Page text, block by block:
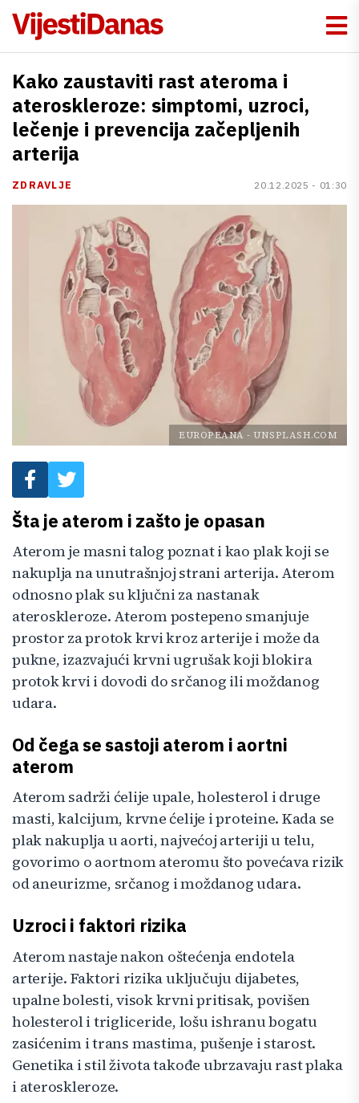
Kako zaustaviti rast ateroma i
ateroskleroze: simptomi, uzroci,
lečenje i prevencija začepljenih
arterija
ZDRAVLJE 20.12.2025 - 01:30
EUROPEANA - UNSPLASH.COM
Šta je aterom i zašto je opasan
Aterom je masni talog poznat i kao plak koji se
nakuplja na unutrašnjoj strani arterija. Aterom
odnosno plak su ključni za nastanak
ateroskleroze. Aterom postepeno smanjuje
prostor za protok krvi kroz arterije i može da
pukne, izazvajući krvni ugrušak koji blokira
protok krvi i dovodi do srčanog ili moždanog
udara.
Od čega se sastoji aterom i aortni
aterom
Aterom sadrži ćelije upale, holesterol i druge
masti, kalcijum, krvne ćelije i proteine. Kada se
plak nakuplja u aorti, najvećoj arteriji u telu,
govorimo o aortnom ateromu što povećava rizik
od aneurizme, srčanog i moždanog udara.
Uzroci i faktori rizika
Aterom nastaje nakon oštećenja endotela
arterije. Faktori rizika uključuju dijabetes,
upalne bolesti, visok krvni pritisak, povišen
holesterol i trigliceride, lošu ishranu bogatu
zasićenim i trans mastima, pušenje i starost.
Genetika i stil života takođe ubrzavaju rast plaka
i ateroskleroze.